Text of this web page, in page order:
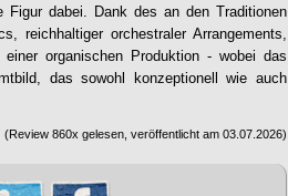
Figur dabei. Dank des an den Traditionen
reichhaltiger orchestraler Arrangements,
organischen Produktion - wobei das
das sowohl konzeptionell wie auch
(Review 860x gelesen, veröffentlicht am 03.07.2026)